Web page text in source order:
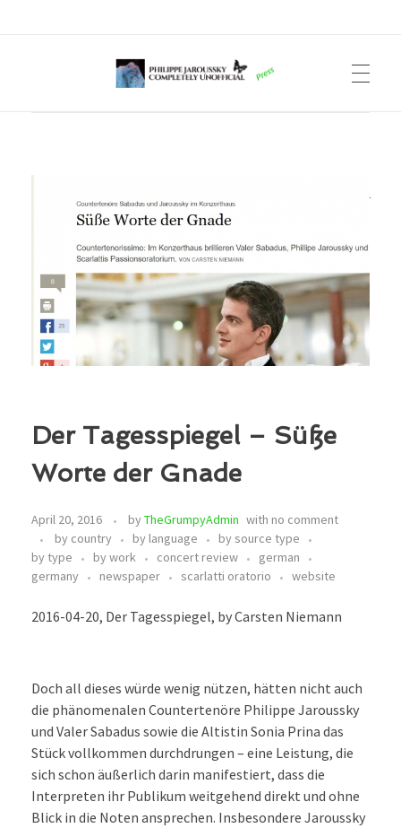
Der Tagesspiegel – Süße
Worte der Gnade
April 20, 2016 byTheGrumpyAdmin with no comment
by country
by language
by source type
by type
by work concert review
german
germany
newspaper scarlatti oratorio website
2016-04-20, Der Tagesspiegel, by Carsten Niemann
Doch all dieses würde wenig nützen, hätten nicht auch
die phänomenalen Countertenöre Philippe Jaroussky
und Valer Sabadus sowie die Altistin Sonia Prina das
Stück vollkommen durchdrungen – eine Leistung, die
sich schon äußerlich darin manifestiert, dass die
Interpreten ihr Publikum weitgehend direkt und ohne
Blick in die Noten ansprechen. Insbesondere Jaroussky